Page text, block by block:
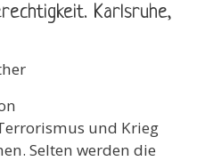
Karlsruhe,
und Krieg
Selten werden die